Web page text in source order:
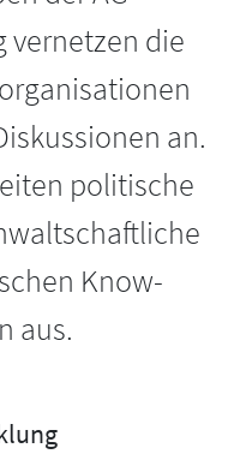
vernetzen die
an.
politische
Know-
aus.